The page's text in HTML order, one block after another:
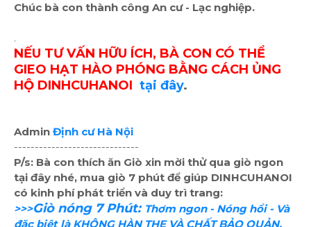
Chúc bà con thành công An cư - Lạc nghiệp.
.
NẾU TƯ VẤN HỮU ÍCH, BÀ CON CÓ THỂ
GIEO HẠT HÀO PHÓNG BẰNG CÁCH ỦNG
HỘ DINHCUHANOI tại đây.
Admin Định cư Hà Nội
------------------------------
P/s: Bà con thích ăn Giò xin mời thử qua giò ngon
tại đây nhé, mua giò 7 phút để giúp DINHCUHANOI
có kinh phí phát triển và duy trì trang:
>>>Giò nóng 7 Phút: Thơm ngon - Nóng hổi - Và
đặc biệt là KHÔNG HÀN THE VÀ CHẤT BẢO QUẢN.